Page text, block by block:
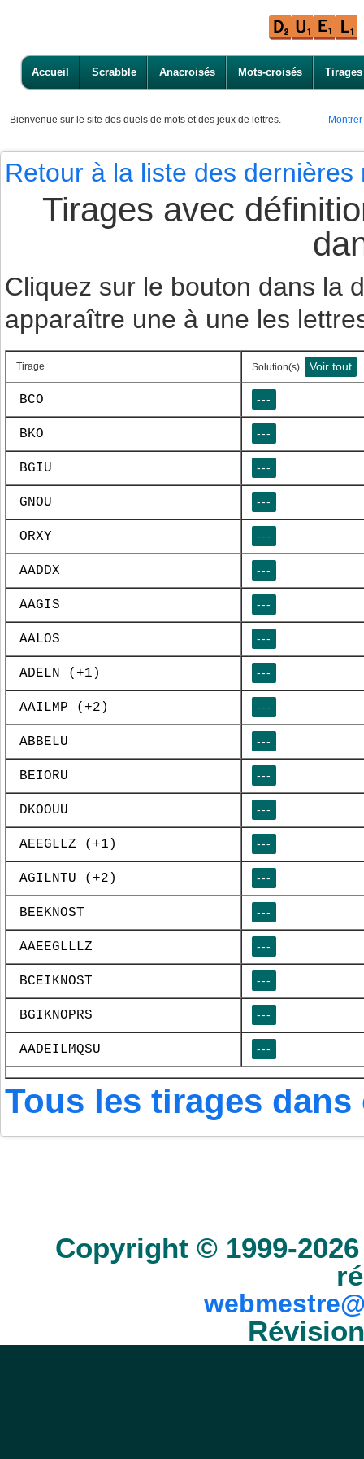
Accueil Scrabble Anacroisés Mots-croisés Tirages
Bienvenue sur le site des duels de mots et des jeux de lettres.
Retour à la liste des dernières
Tirages avec
Cliquez sur le bouton dans la
apparaître une à une les
Tirage Solution(s) Voir tout
BCO ---
BKO ---
BGIU ---
GNOU ---
ORXY ---
AADDX ---
AAGIS ---
AALOS ---
ADELN (+1) ---
AAILMP (+2) ---
ABBELU ---
BEIORU ---
DKOOUU ---
AEEGLLZ (+1) ---
AGILNTU (+2) ---
BEEKNOST ---
AAEEGLLLZ ---
BCEIKNOST ---
BGIKNOPRS ---
AADEILMQSU ---
Tous les tirages
Copyright © 1999-